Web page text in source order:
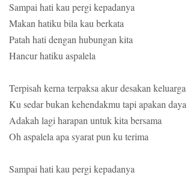
Sampai hati kau pergi kepadanya
Makan hatiku bila kau berkata
Patah hati dengan hubungan kita
Hancur hatiku aspalela
Terpisah kerna terpaksa akur desakan keluarga
Ku sedar bukan kehendakmu tapi apakan daya
Adakah lagi harapan untuk kita bersama
Oh aspalela apa syarat pun ku terima
Sampai hati kau pergi kepadanya